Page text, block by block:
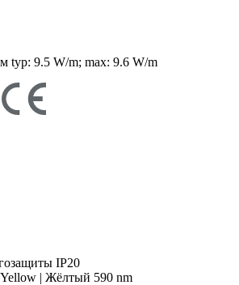
typ: 9.5 W/m; max: 9.6 W/m
IP20
Yellow | Жёлтый 590 nm